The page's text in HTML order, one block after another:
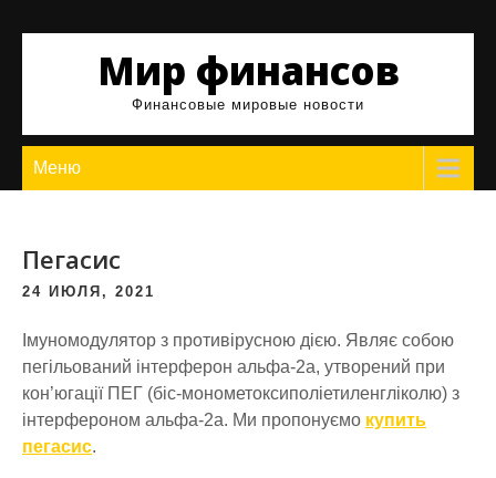
Мир финансов
Финансовые мировые новости
Меню
Пегасис
24 ИЮЛЯ, 2021
Імуномодулятор з противірусною дією. Являє собою
пегільований інтерферон альфа-2а, утворений при
кон’югації ПЕГ (біс-монометоксиполіетиленгліколю) з
інтерфероном альфа-2а. Ми пропонуємо купить
пегасис.